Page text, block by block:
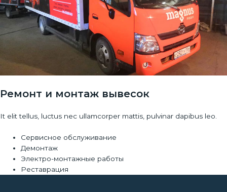
Ремонт и монтаж вывесок
It elit tellus, luctus nec ullamcorper mattis, pulvinar dapibus leo.
Сервисное обслуживание
Демонтаж
Электро-монтажные работы
Реставрация